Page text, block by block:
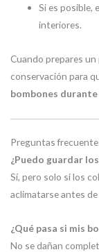
Si es posible,
interiores.
Cuando prepares
conservación para
bombones
Preguntas
¿Puedo guardar
Sí, pero solo si los
aclimatarse antes
¿Qué pasa si mis
No se dañan